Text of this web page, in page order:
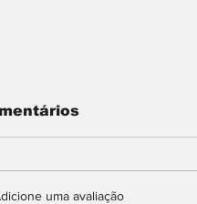
uma avaliação